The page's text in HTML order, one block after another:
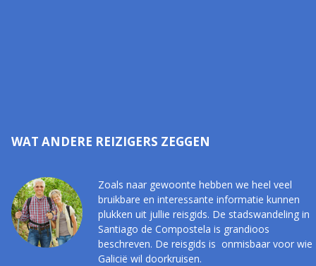
WAT ANDERE REIZIGERS ZEGGEN
Zoals naar gewoonte hebben we heel veel
bruikbare en interessante informatie kunnen
plukken uit jullie reisgids. De stadswandeling in
Santiago de Compostela is grandioos
beschreven. De reisgids is onmisbaar voor wie
Galicië wil doorkruisen.